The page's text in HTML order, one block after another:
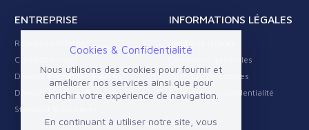
ENTREPRISE
Rejoignez Fideros
Contactez-nous
Devenir Partenaire Fideros
Devenir Business Provider
Standard Trust Layer
INFORMATIONS LÉGALES
Conditions générales
Politique de cookies
Politique de confidentialité
Cookies & Confidentialité
Nous utilisons des cookies pour fournir et
améliorer nos services ainsi que pour
enrichir votre expérience de navigation.
En continuant à utiliser notre site, vous